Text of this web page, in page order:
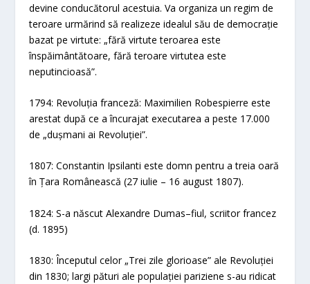
devine conducătorul acestuia. Va organiza un regim de
teroare urmărind să realizeze idealul său de democrație
bazat pe virtute: „fără virtute teroarea este
înspăimântătoare, fără teroare virtutea este
neputincioasă”.
1794: Revoluția franceză: Maximilien Robespierre este
arestat după ce a încurajat executarea a peste 17.000
de „dușmani ai Revoluției”.
1807: Constantin Ipsilanti este domn pentru a treia oară
în Țara Românească (27 iulie – 16 august 1807).
1824: S-a născut Alexandre Dumas–fiul, scriitor francez
(d. 1895)
1830: Începutul celor „Trei zile glorioase” ale Revoluției
din 1830; largi pături ale populației pariziene s-au ridicat